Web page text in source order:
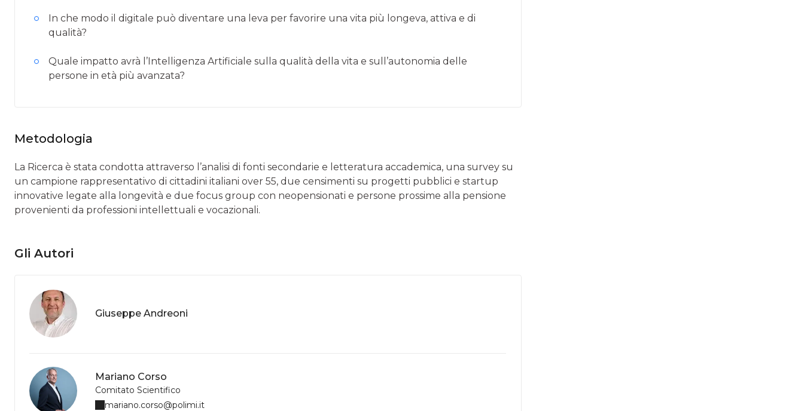
In che modo il digitale può diventare una leva per favorire una vita più longeva, attiva e di
qualità?
Quale impatto avrà l’Intelligenza Artificiale sulla qualità della vita e sull’autonomia delle
persone in età più avanzata?
Metodologia
La Ricerca è stata condotta attraverso l’analisi di fonti secondarie e letteratura accademica, una survey su
un campione rappresentativo di cittadini italiani over 55, due censimenti su progetti pubblici e startup
innovative legate alla longevità e due focus group con neopensionati e persone prossime alla pensione
provenienti da professioni intellettuali e vocazionali.
Gli Autori
Giuseppe Andreoni
Mariano Corso
Comitato Scientifico
mariano.corso@polimi.it